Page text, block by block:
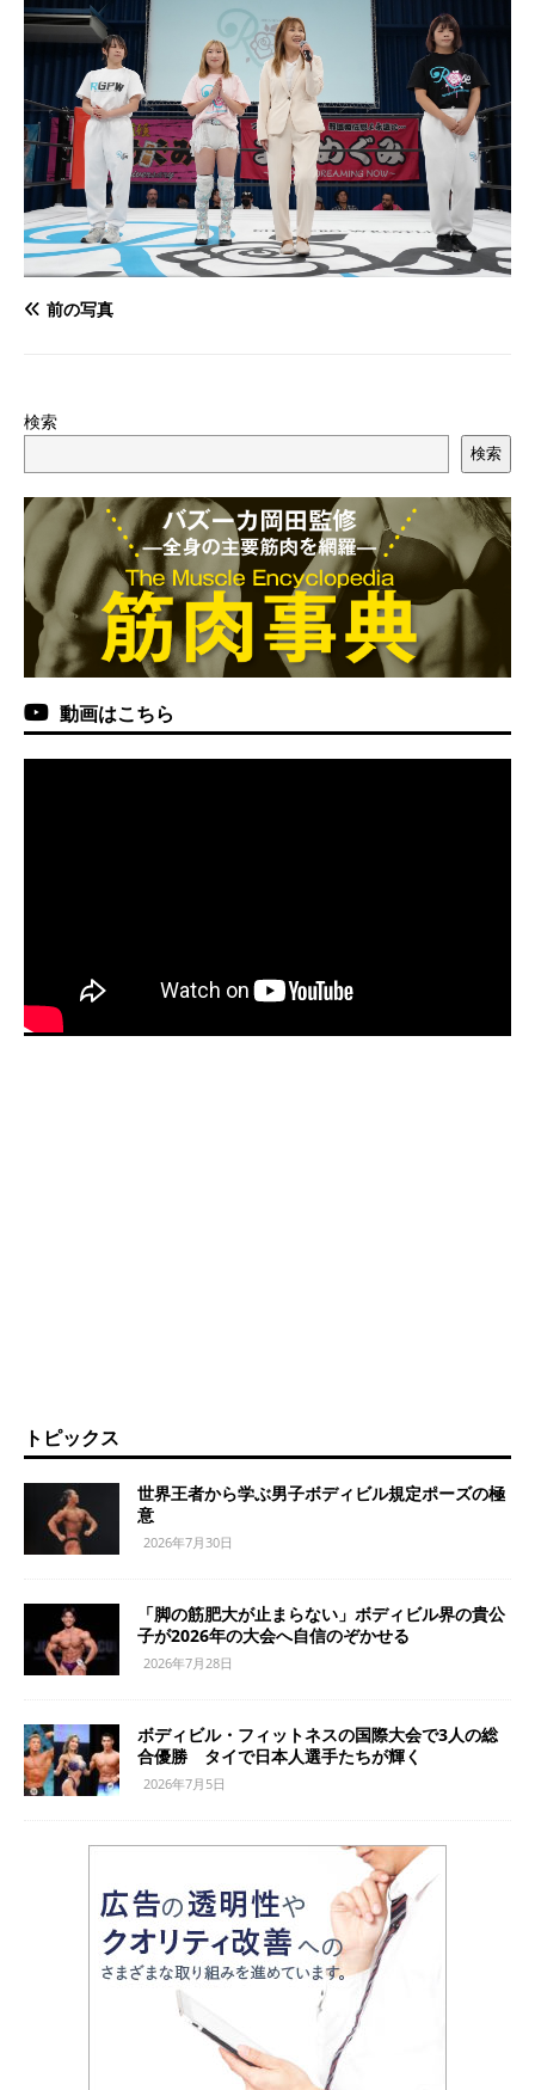
前の写真
検索
検索
動画はこちら
トピックス
世界王者から学ぶ男子ボディビル規定ポーズの極
意
2026年7月30日
「脚の筋肥大が止まらない」ボディビル界の貴公
子が2026年の大会へ自信のぞかせる
2026年7月28日
ボディビル・フィットネスの国際大会で3人の総
合優勝 タイで日本人選手たちが輝く
2026年7月5日